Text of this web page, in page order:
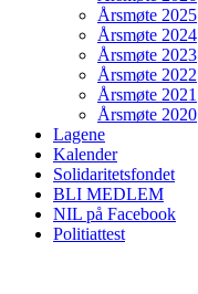
Årsmøte 2025
Årsmøte 2024
Årsmøte 2023
Årsmøte 2022
Årsmøte 2021
Årsmøte 2020
Lagene
Kalender
Solidaritetsfondet
BLI MEDLEM
NIL på Facebook
Politiattest